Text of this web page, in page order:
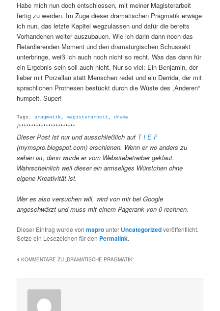
Habe mich nun doch entschlossen, mit meiner Magisterarbeit
fertig zu werden. Im Zuge dieser dramatischen Pragmatik erwäge
ich nun, das letzte Kapitel wegzulassen und dafür die bereits
Vorhandenen weiter auszubauen. Wie ich darin dann noch das
Retardierenden Moment und den dramaturgischen Schussakt
unterbringe, weiß ich auch noch nicht so recht. Was das dann für
ein Ergebnis sein soll auch nicht. Nur so viel: Ein Benjamin, der
lieber mit Porzellan statt Menschen redet und ein Derrida, der mit
sprachlichen Prothesen bestückt durch die Wüste des „Anderen“
humpelt. Super!
Tags:pragmatik,magisterarbeit,drama
/***********************
Dieser Post ist nur und ausschließlich auf T I E F
(mymspro.blogspot.com) erschienen. Wenn er wo anders zu
sehen ist, dann wurde er vom Websitebetreiber geklaut.
Wahrscheinlich weil dieser ein armseliges Würstchen ohne
eigene Kreativität ist.
Wer es also versuchen will, wird von mir bei Google
angeschwärzt und muss mit einem Pagerank von 0 rechnen.
Dieser Eintrag wurde vonmsprounter Uncategorizedveröffentlicht.
Setze ein Lesezeichen für den Permalink.
4 KOMMENTARE ZU „ DRAMATISCHE PRAGMATIK“